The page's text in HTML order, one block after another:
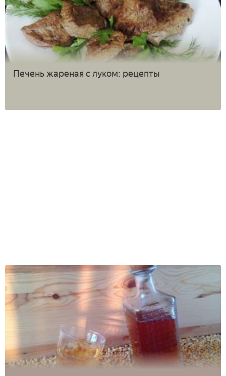
Печень жареная с луком: рецепты